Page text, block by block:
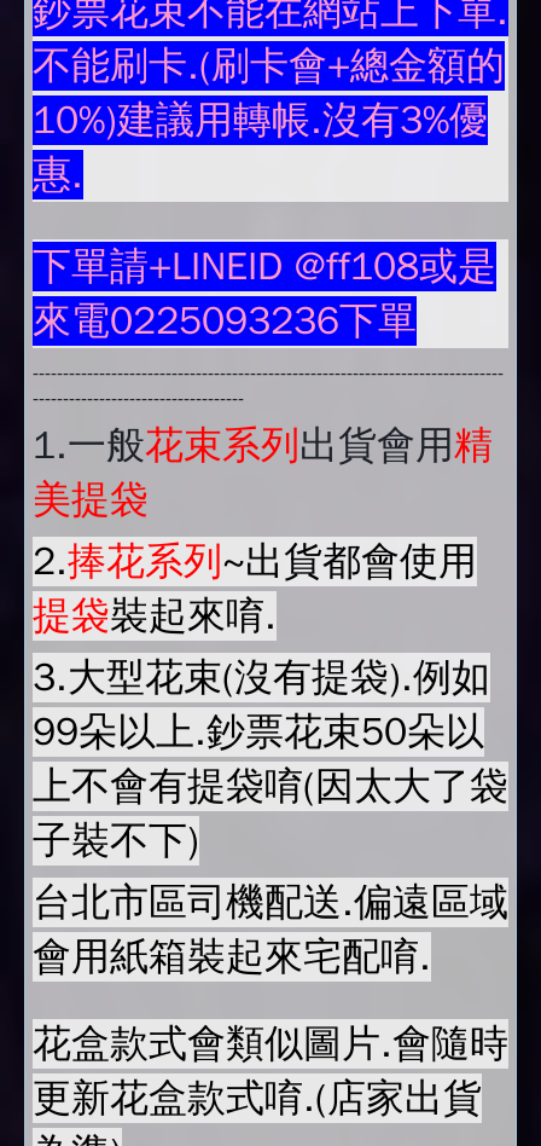
鈔票花束不能在網站上下單.
不能刷卡.(刷卡會+總金額的
10%)建議用轉帳.沒有3%優
惠.
下單請+LINEID @ff108或是
來電0225093236下單
------------------------------------------------------------------------------
-----------------------------------
1.一般花束系列出貨會用精
美提袋
2.捧花系列~出貨都會使用
提袋裝起來唷.
3.大型花束(沒有提袋).例如
99朵以上.鈔票花束50朵以
上不會有提袋唷(因太大了袋
子裝不下)
台北市區司機配送.偏遠區域
會用紙箱裝起來宅配唷.
花盒款式會類似圖片.會隨時
更新花盒款式唷.(店家出貨